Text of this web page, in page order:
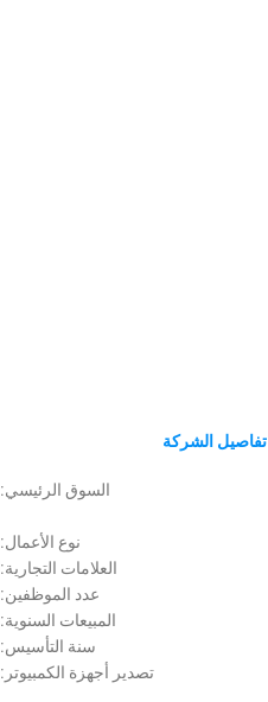
تفاصيل الشركة
السوق الرئيسي:
نوع الأعمال:
العلامات التجارية:
عدد الموظفين:
المبيعات السنوية:
سنة التأسيس:
تصدير أجهزة الكمبيوتر: